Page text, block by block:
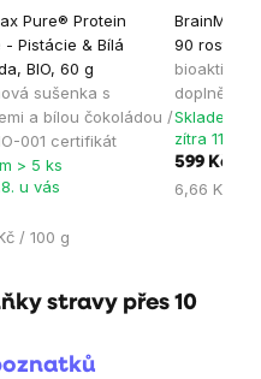
Pure® Protein
- Pistácie & Bílá
BIO, 60 g
sušenka s
a bílou čokoládou /
001 certifikát
> 5 ks
u vás
/ 100 g
BrainMax
90
bioaktivní
doplněk
produktu
je
5,0
z
Skladem >
zítra 11.8. u
599 Kč
Měrná
6,66 Kč / 1
stravy přes 10